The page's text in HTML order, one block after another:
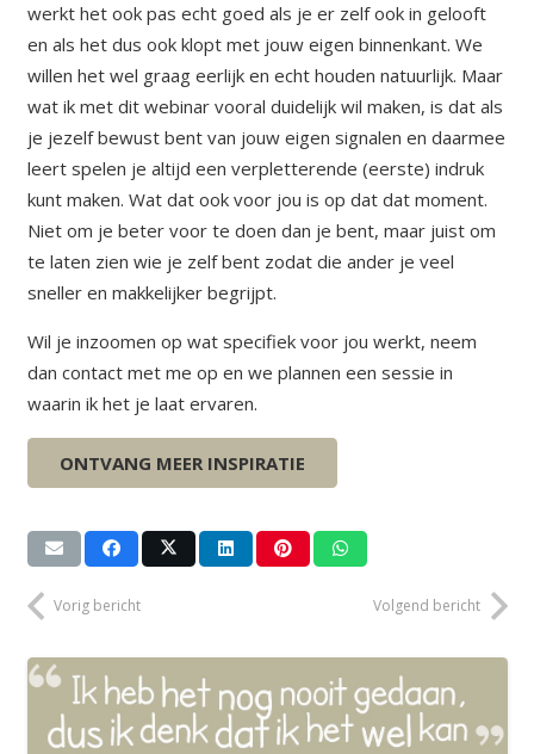
werkt het ook pas echt goed als je er zelf ook in gelooft
en als het dus ook klopt met jouw eigen binnenkant. We
willen het wel graag eerlijk en echt houden natuurlijk. Maar
wat ik met dit webinar vooral duidelijk wil maken, is dat als
je jezelf bewust bent van jouw eigen signalen en daarmee
leert spelen je altijd een verpletterende (eerste) indruk
kunt maken. Wat dat ook voor jou is op dat dat moment.
Niet om je beter voor te doen dan je bent, maar juist om
te laten zien wie je zelf bent zodat die ander je veel
sneller en makkelijker begrijpt.
Wil je inzoomen op wat specifiek voor jou werkt, neem
dan contact met me op en we plannen een sessie in
waarin ik het je laat ervaren.
Groet, Eiline
ONTVANG MEER INSPIRATIE
Vorig bericht Volgend bericht